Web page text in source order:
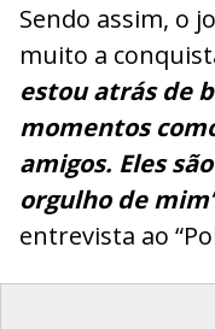
Sendo assim, o
muito a
estou atrás de
momentos
amigos. Eles
orgulho de
entrevista ao